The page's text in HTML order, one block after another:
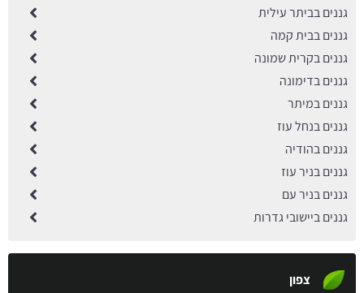
גננים בביתר עילית
גננים בבית קמה
גננים בקרית שמונה
גננים בדימונה
גננים במיתר
גננים בנחל עוז
גננים בהודיה
גננים בניר עוז
גננים בניר עם
גננים ביישובי גדרות
צפון